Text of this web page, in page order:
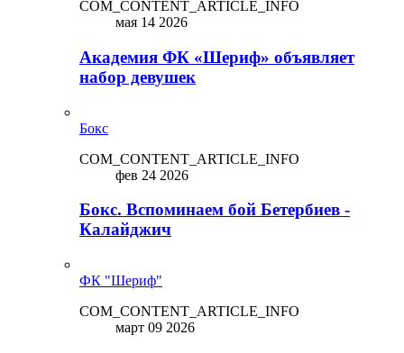
COM_CONTENT_ARTICLE_INFO
мая 14 2026
Академия ФК «Шериф» объявляет
набор девушек
Бокс
COM_CONTENT_ARTICLE_INFO
фев 24 2026
Бокс. Вспоминаем бой Бетербиев -
Калайджич
ФК "Шериф"
COM_CONTENT_ARTICLE_INFO
март 09 2026